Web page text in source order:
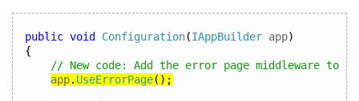
public void Configuration(IAppBuilder app)
{
// New code: Add the error page middleware to
app. UseErrorPage();